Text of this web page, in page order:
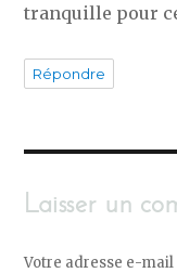
tranquille pour
Répondre
Laisser un
Votre adresse e-